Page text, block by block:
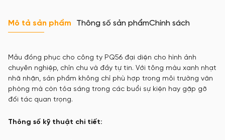
Mô tả sản phẩm Thông số sản phẩmChính sách
Mẫu đồng phục cho công ty PQ56 đại diện cho hình ảnh
chuyên nghiệp, chỉn chu và đầy tự tin. Với tông màu xanh nhạt
nhã nhặn, sản phẩm không chỉ phù hợp trong môi trường văn
phòng mà còn tỏa sáng trong các buổi sự kiện hay gặp gỡ
đối tác quan trọng.
Thông số kỹ thuật chi tiết: